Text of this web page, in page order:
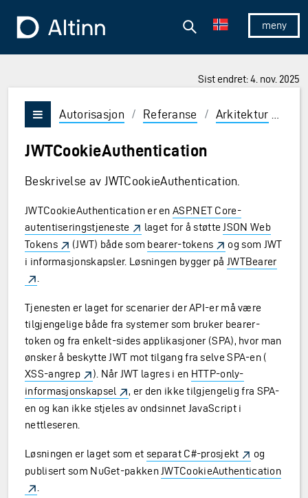
Vis/skjul
Søk
Sist endret: 4. nov. 2025
Vis/skjul meny
Autorisasjon / Referanse / Arkitektur
JWTCookieAuthentication
Beskrivelse av JWTCookieAuthentication.
JWTCookieAuthentication er en ASP.NET Core-
autentiseringstjeneste
laget for å støtte JSON Web
Tokens
(JWT) både som bearer-tokens
og som JWT
i informasjonskapsler. Løsningen bygger på JWTBearer
Tjenesten er laget for scenarier der API-er må være
tilgjengelige både fra systemer som bruker bearer-
token og fra enkelt-sides applikasjoner (SPA), hvor man
ønsker å beskytte JWT mot tilgang fra selve SPA-en (
XSS-angrep
). Når JWT lagres i en HTTP-only-
informasjonskapsel
, er den ikke tilgjengelig fra SPA-
en og kan ikke stjeles av ondsinnet JavaScript i
nettleseren.
Løsningen er laget som et separat C#-prosjekt
og
publisert som NuGet-pakken JWTCookieAuthentication